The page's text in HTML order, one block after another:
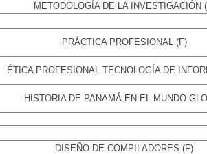
METODOLOGÍA DE LA INVESTIGACIÓN
PRÁCTICA PROFESIONAL (F)
ÉTICA PROFESIONAL TECNOLOGÍA DE
HISTORIA DE PANAMÁ EN EL MUNDO
DISEÑO DE COMPILADORES (F)